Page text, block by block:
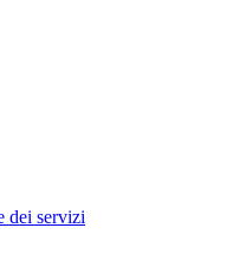
dei servizi